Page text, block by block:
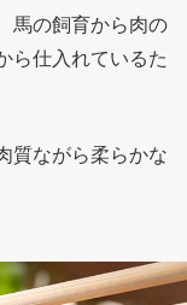
馬の飼育から肉の
ら仕入れているた
質ながら柔らかな